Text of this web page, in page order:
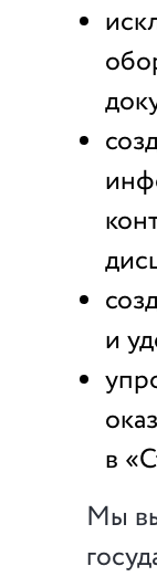
и
в
Мы